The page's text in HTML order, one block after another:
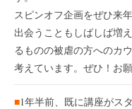
スピンオフ企画をぜひ来
出会うこともしばしば増
るものの被虐の方へのカ
考えています。ぜひ！お
■1年半前、既に講座がス